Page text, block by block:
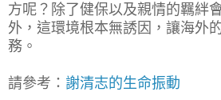
方呢？除了健保以及親情的羈絆
外，這環境根本無誘因，讓海外
務。
請參考： 謝清志的生命振動